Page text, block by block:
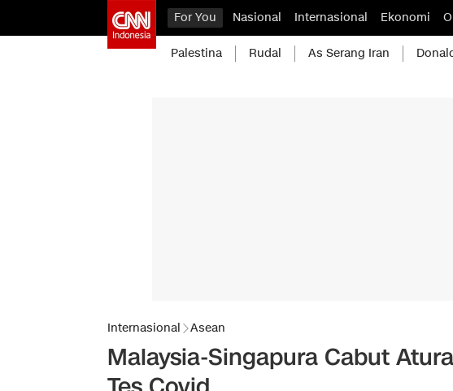
For You Nasional Internasional Ekonomi
Palestina Rudal As Serang Iran
Internasional Asean
Malaysia-Singapura Cabut